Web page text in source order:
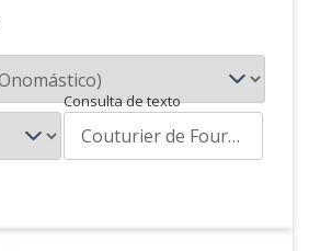
Consulta de texto